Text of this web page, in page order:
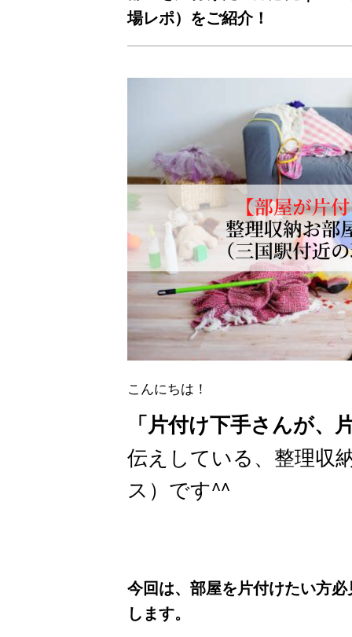
場レポ）をご紹介！
こんにちは！
「片付け下手さんが、
伝えしている、整理収
ス）です^^
今回は、部屋を片付けたい方
します。